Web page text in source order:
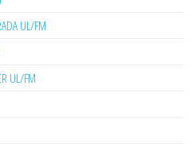
UL/FM
UL/FM